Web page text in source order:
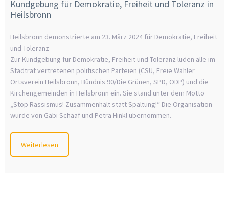
Kundgebung für Demokratie, Freiheit und Toleranz in
Heilsbronn
Heilsbronn demonstrierte am 23. März 2024 für Demokratie, Freiheit
und Toleranz –
Zur Kundgebung für Demokratie, Freiheit und Toleranz luden alle im
Stadtrat vertretenen politischen Parteien (CSU, Freie Wähler
Ortsverein Heilsbronn, Bündnis 90/Die Grünen, SPD, ÖDP) und die
Kirchengemeinden in Heilsbronn ein. Sie stand unter dem Motto
„Stop Rassismus! Zusammenhalt statt Spaltung!“ Die Organisation
wurde von Gabi Schaaf und Petra Hinkl übernommen.
Weiterlesen